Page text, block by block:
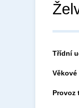
Třídní
Provoz